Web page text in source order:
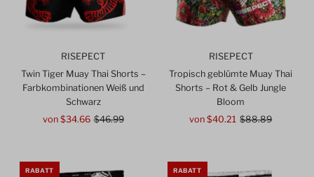
RISEPECT
Twin Tiger Muay Thai Shorts –
Farbkombinationen Weiß und
Schwarz
Angebotspreis
von $34.66Regulärer
$46.99
RISEPECT
Tropisch geblümte Muay Thai
Shorts – Rot & Gelb Jungle
Bloom
Angebotspreis
von $40.21 Regulärer
$88.89
RABATT RABATT